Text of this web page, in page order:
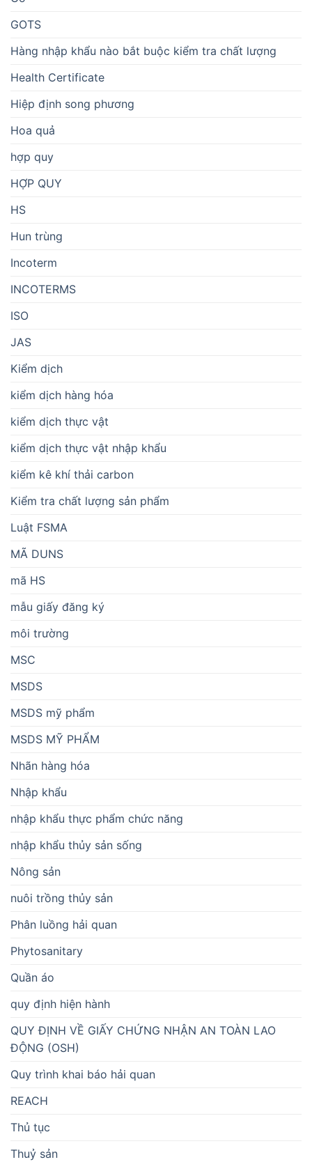
GOTS
Hàng nhập khẩu nào bắt buộc kiểm tra chất lượng
Health Certificate
Hiệp định song phương
Hoa quả
hợp quy
HỢP QUY
HS
Hun trùng
Incoterm
INCOTERMS
ISO
JAS
Kiểm dịch
kiểm dịch hàng hóa
kiểm dịch thực vật
kiểm dịch thực vật nhập khẩu
kiểm kê khí thải carbon
Kiểm tra chất lượng sản phẩm
Luật FSMA
MÃ DUNS
mã HS
mẫu giấy đăng ký
môi trường
MSC
MSDS
MSDS mỹ phẩm
MSDS MỸ PHẨM
Nhãn hàng hóa
Nhập khẩu
nhập khẩu thực phẩm chức năng
nhập khẩu thủy sản sống
Nông sản
nuôi trồng thủy sản
Phân luồng hải quan
Phytosanitary
Quần áo
quy định hiện hành
QUY ĐỊNH VỀ GIẤY CHỨNG NHẬN AN TOÀN LAO
ĐỘNG (OSH)
Quy trình khai báo hải quan
REACH
Thủ tục
Thuỷ sản